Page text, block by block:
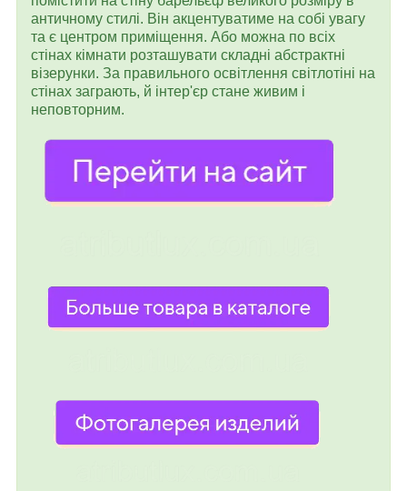
античному стилі. Він акцентуватиме на собі увагу
та є центром приміщення. Або можна по всіх
стінах кімнати розташувати складні абстрактні
візерунки. За правильного освітлення світлотіні на
стінах заграють, й інтер'єр стане живим і
неповторним.